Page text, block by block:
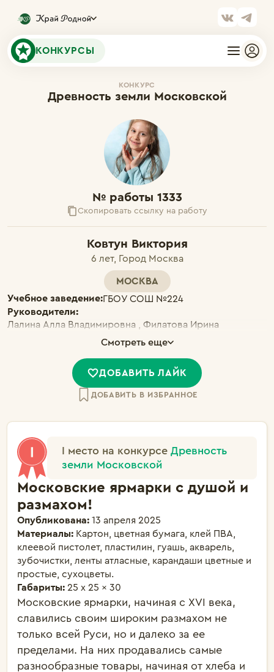
КОНКУРСЫ
КОНКУРС
Древность земли Московской
№ работы 1333
Скопировать ссылку на работу
Ковтун Виктория
6 лет, Город Москва
МОСКВА
Учебное заведение:ГБОУ СОШ №224
Руководители:
Лалина Алла Владимировна , Филатова Ирина
Смотреть еще
ДОБАВИТЬ ЛАЙК
ДОБАВИТЬ В ИЗБРАННОЕ
I место на конкурсе Древность
земли Московской
Московские ярмарки с душой и
размахом!
Опубликована: 13 апреля 2025
Материалы: Картон, цветная бумага, клей ПВА,
клеевой пистолет, пластилин, гуашь, акварель,
зубочистки, ленты атласные, карандаши цветные и
простые, сухоцветы.
Габариты: 25 x 25 x 30
Московские ярмарки, начиная с XVI века,
славились своим широким размахом не
только всей Руси, но и далеко за ее
пределами. На них продавались самые
разнообразные товары, начиная от хлеба и